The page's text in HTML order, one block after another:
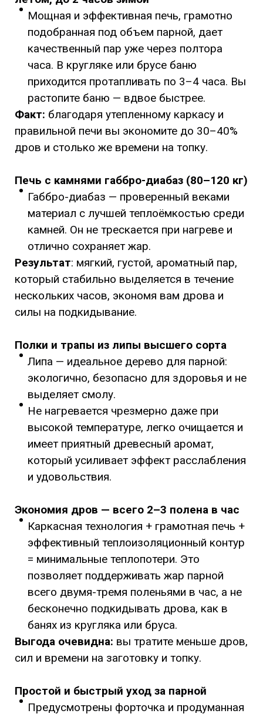
Мощная и эффективная печь, грамотно
подобранная под объем парной, дает
качественный пар уже через полтора
часа. В кругляке или брусе баню
приходится протапливать по 3–4 часа. Вы
растопите баню — вдвое быстрее.
Факт: благодаря утепленному каркасу и
правильной печи вы экономите до 30–40%
дров и столько же времени на топку.
Печь с камнями габбро-диабаз (80–120 кг)
Габбро-диабаз — проверенный веками
материал с лучшей теплоёмкостью среди
камней. Он не трескается при нагреве и
отлично сохраняет жар.
Результат: мягкий, густой, ароматный пар,
который стабильно выделяется в течение
нескольких часов, экономя вам дрова и
силы на подкидывание.
Полки и трапы из липы высшего сорта
Липа — идеальное дерево для парной:
экологично, безопасно для здоровья и не
выделяет смолу.
Не нагревается чрезмерно даже при
высокой температуре, легко очищается и
имеет приятный древесный аромат,
который усиливает эффект расслабления
и удовольствия.
Экономия дров — всего 2–3 полена в час
Каркасная технология + грамотная печь +
эффективный теплоизоляционный контур
= минимальные теплопотери. Это
позволяет поддерживать жар парной
всего двумя-тремя поленьями в час, а не
бесконечно подкидывать дрова, как в
банях из кругляка или бруса.
Выгода очевидна: вы тратите меньше дров,
сил и времени на заготовку и топку.
Простой и быстрый уход за парной
Предусмотрены форточка и продуманная